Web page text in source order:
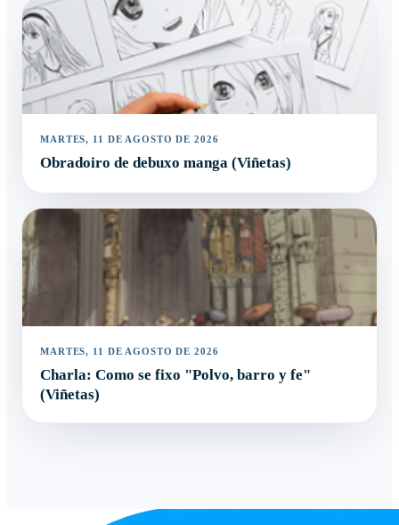
MARTES, 11 DE AGOSTO DE 2026
Obradoiro de debuxo manga (Viñetas)
MARTES, 11 DE AGOSTO DE 2026
Charla: Como se fixo "Polvo, barro y fe"
(Viñetas)